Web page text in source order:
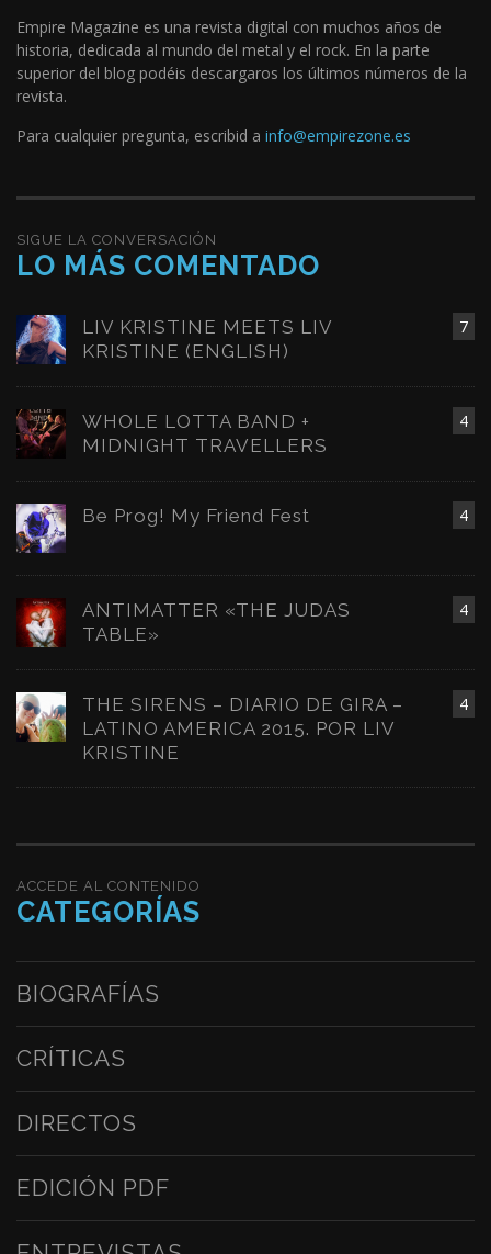
Empire Magazine es una revista digital con muchos años de
historia, dedicada al mundo del metal y el rock. En la parte
superior del blog podéis descargaros los últimos números de la
revista.
Para cualquier pregunta, escribid a info@empirezone.es
SIGUE LA CONVERSACIÓN
LO MÁS COMENTADO
7
LIV KRISTINE MEETS LIV
KRISTINE (ENGLISH)
4
WHOLE LOTTA BAND +
MIDNIGHT TRAVELLERS
4
Be Prog! My Friend Fest
4
ANTIMATTER «THE JUDAS
TABLE»
4
THE SIRENS – DIARIO DE GIRA –
LATINO AMERICA 2015. POR LIV
KRISTINE
ACCEDE AL CONTENIDO
CATEGORÍAS
BIOGRAFÍAS
CRÍTICAS
DIRECTOS
EDICIÓN PDF